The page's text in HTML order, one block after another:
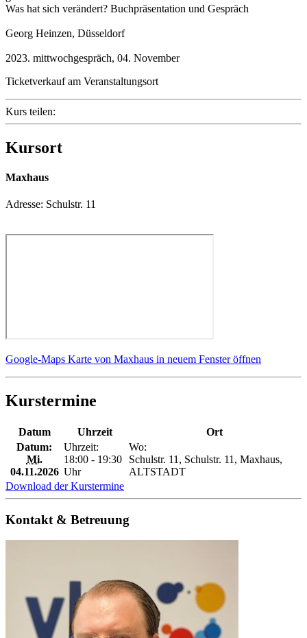
Was hat sich verändert? Buchpräsentation und Gespräch
Georg Heinzen, Düsseldorf
2023. mittwochgespräch, 04. November
Ticketverkauf am Veranstaltungsort
Kurs teilen:
Kursort
Maxhaus
Adresse: Schulstr. 11
Google-Maps Karte von Maxhaus in neuem Fenster öffnen
Kurstermine
Datum Uhrzeit
Ort
Datum:
Mi.
04.11.2026
Uhrzeit:
18:00 - 19:30
Uhr
Wo:
Schulstr. 11, Schulstr. 11, Maxhaus,
ALTSTADT
Download der Kurstermine
Kontakt & Betreuung